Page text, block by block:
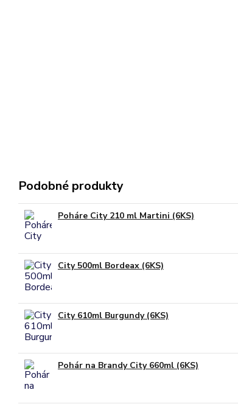
Podobné produkty
Poháre City 210 ml Martini (6KS)
City 500ml Bordeax (6KS)
City 610ml Burgundy (6KS)
Pohár na Brandy City 660ml (6KS)